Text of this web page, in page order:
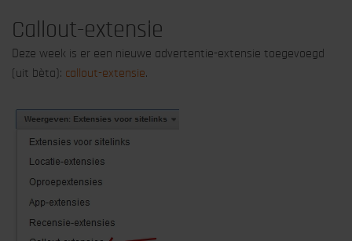
Callout-extensie
Deze week is er een nieuwe advertentie-extensie toegevoegd
(uit bèta): callout-extensie.